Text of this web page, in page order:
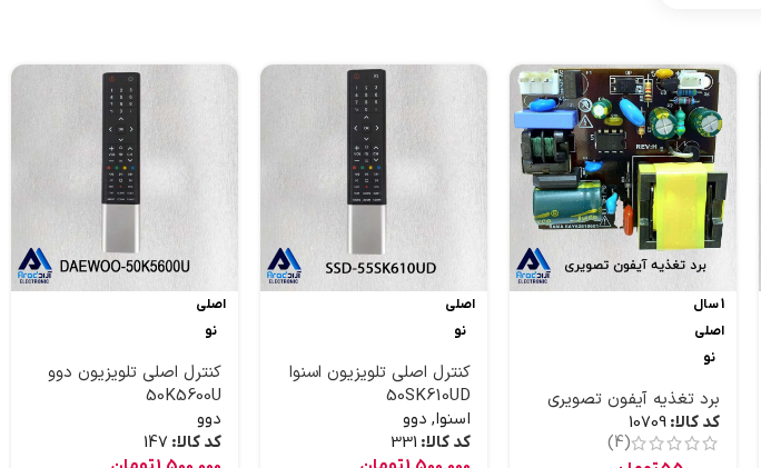
1 سال
اصلی
نو
برد تغذیه آیفون تصویری
کد کالا: 10709
(4)
اصلی
نو
کنترل اصلی تلویزیون اسنوا
50SK610UD
اسنوا, دوو
کد کالا: 331
اصلی
نو
کنترل اصلی تلویزیون دوو
50K5600U
دوو
کد کالا: 147